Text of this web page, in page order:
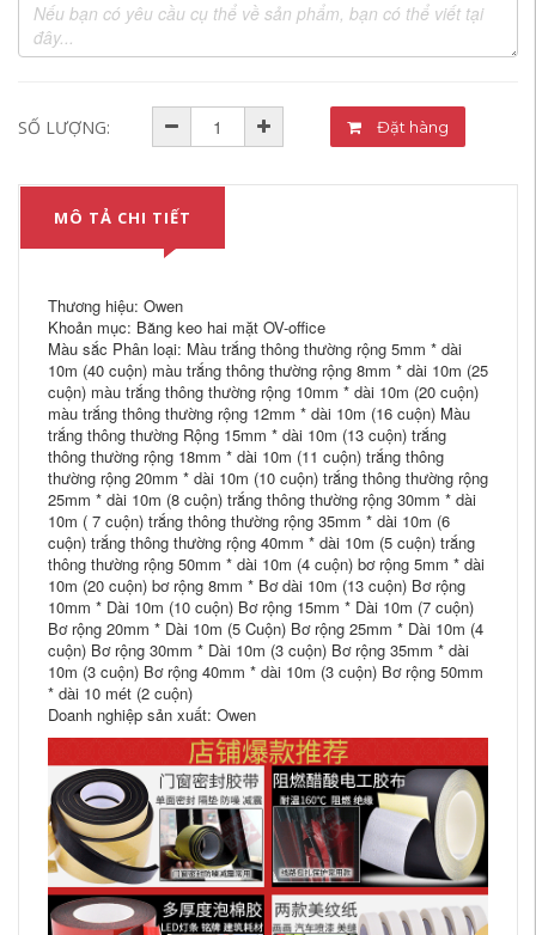
SỐ LƯỢNG: Đặt hàng
MÔ TẢ CHI TIẾT
Thương hiệu: Owen
Khoản mục: Băng keo hai mặt OV-office
Màu sắc Phân loại: Màu trắng thông thường rộng 5mm * dài
10m (40 cuộn) màu trắng thông thường rộng 8mm * dài 10m (25
cuộn) màu trắng thông thường rộng 10mm * dài 10m (20 cuộn)
màu trắng thông thường rộng 12mm * dài 10m (16 cuộn) Màu
trắng thông thường Rộng 15mm * dài 10m (13 cuộn) trắng
thông thường rộng 18mm * dài 10m (11 cuộn) trắng thông
thường rộng 20mm * dài 10m (10 cuộn) trắng thông thường rộng
25mm * dài 10m (8 cuộn) trắng thông thường rộng 30mm * dài
10m ( 7 cuộn) trắng thông thường rộng 35mm * dài 10m (6
cuộn) trắng thông thường rộng 40mm * dài 10m (5 cuộn) trắng
thông thường rộng 50mm * dài 10m (4 cuộn) bơ rộng 5mm * dài
10m (20 cuộn) bơ rộng 8mm * Bơ dài 10m (13 cuộn) Bơ rộng
10mm * Dài 10m (10 cuộn) Bơ rộng 15mm * Dài 10m (7 cuộn)
Bơ rộng 20mm * Dài 10m (5 Cuộn) Bơ rộng 25mm * Dài 10m (4
cuộn) Bơ rộng 30mm * Dài 10m (3 cuộn) Bơ rộng 35mm * dài
10m (3 cuộn) Bơ rộng 40mm * dài 10m (3 cuộn) Bơ rộng 50mm
* dài 10 mét (2 cuộn)
Doanh nghiệp sản xuất: Owen